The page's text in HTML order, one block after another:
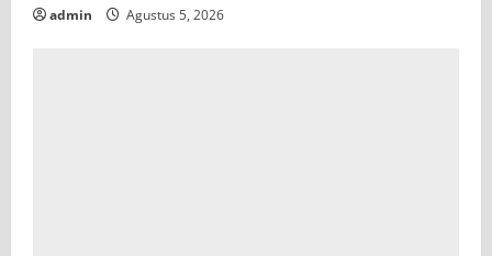
admin Agustus 5, 2026